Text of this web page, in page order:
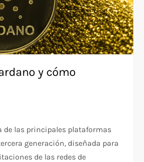
y cómo
de las principales plataformas
generación, diseñada para
de las redes de